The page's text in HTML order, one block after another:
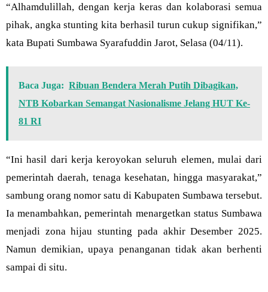
“Alhamdulillah, dengan kerja keras dan kolaborasi semua
pihak, angka stunting kita berhasil turun cukup signifikan,”
kata Bupati Sumbawa Syarafuddin Jarot, Selasa (04/11).
Baca Juga: Ribuan Bendera Merah Putih Dibagikan,
NTB Kobarkan Semangat Nasionalisme Jelang HUT Ke-
81 RI
“Ini hasil dari kerja keroyokan seluruh elemen, mulai dari
pemerintah daerah, tenaga kesehatan, hingga masyarakat,”
sambung orang nomor satu di Kabupaten Sumbawa tersebut.
Ia menambahkan, pemerintah menargetkan status Sumbawa
menjadi zona hijau stunting pada akhir Desember 2025.
Namun demikian, upaya penanganan tidak akan berhenti
sampai di situ.